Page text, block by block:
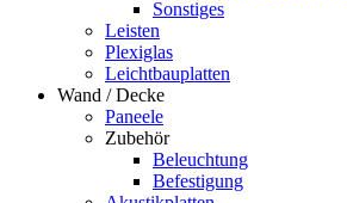
Sonstiges
Leisten
Plexiglas
Leichtbauplatten
Wand / Decke
Paneele
Zubehör
Beleuchtung
Befestigung